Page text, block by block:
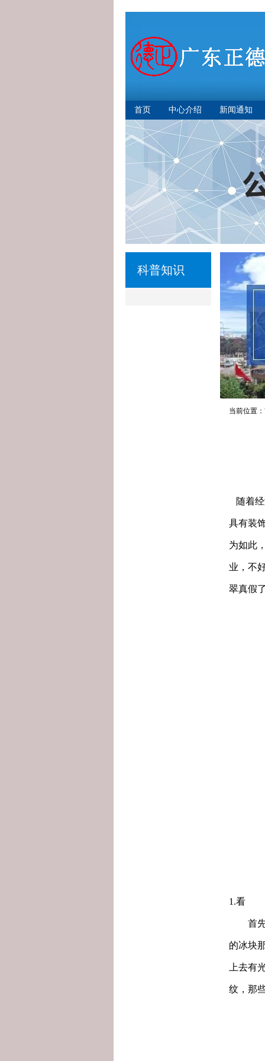
首页 中心介绍 新闻通知
科普知识
当前位置：
随着经
具有装
为如此
业，不
翠真假了
1.看
首先
的冰块
上去有
纹，那